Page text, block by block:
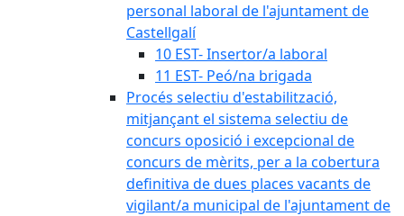
personal laboral de l'ajuntament de
Castellgalí
10 EST- Insertor/a laboral
11 EST- Peó/na brigada
Procés selectiu d'estabilització,
mitjançant el sistema selectiu de
concurs oposició i excepcional de
concurs de mèrits, per a la cobertura
definitiva de dues places vacants de
vigilant/a municipal de l'ajuntament de